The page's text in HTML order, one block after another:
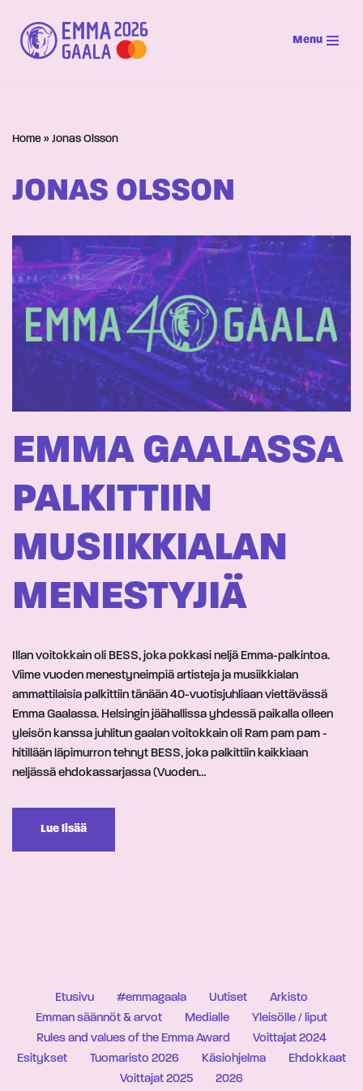
Siirry
suoraan
Menu
Home » Jonas Olsson
JONAS OLSSON
EMMA GAALASSA
PALKITTIIN
MUSIIKKIALAN
MENESTYJIÄ
Illan voitokkain oli BESS, joka pokkasi neljä Emma-palkintoa.
Viime vuoden menestyneimpiä artisteja ja musiikkialan
ammattilaisia palkittiin tänään 40-vuotisjuhliaan viettävässä
Emma Gaalassa. Helsingin jäähallissa yhdessä paikalla olleen
yleisön kanssa juhlitun gaalan voitokkain oli Ram pam pam -
hitillään läpimurron tehnyt BESS, joka palkittiin kaikkiaan
neljässä ehdokassarjassa (Vuoden…
Lue lisää
Etusivu #emmagaala Uutiset
Arkisto
Emman säännöt & arvot
Medialle
Yleisölle / liput
Rules and values of the Emma Award
Voittajat 2024
Esitykset
Tuomaristo 2026 Käsiohjelma
Ehdokkaat
Voittajat 2025
2026